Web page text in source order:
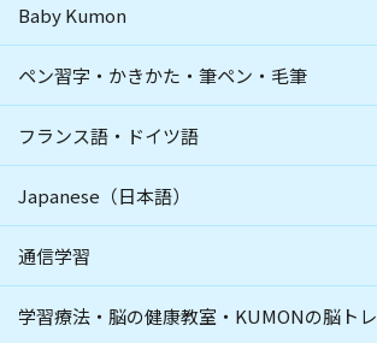
Baby Kumon
ペン習字・かきかた・筆ペン・毛筆
フランス語・ドイツ語
Japanese（日本語）
通信学習
学習療法・脳の健康教室・KUMONの脳トレ